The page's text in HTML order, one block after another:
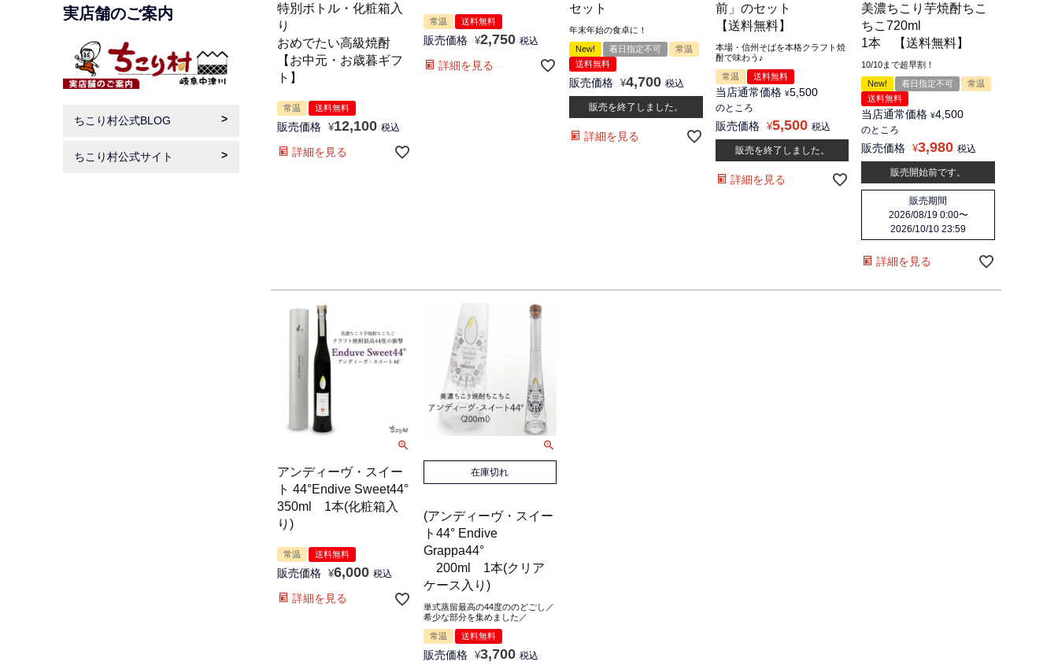
実店舗のご案内
ちこり村公式BLOG
ちこり村公式サイト
特別ボトル・化粧箱入
り
おめでたい高級焼酎
【お中元・お歳暮ギフ
ト】
常温 送料無料
販売価格 ¥12,100 税込
詳細を見る
常温 送料無料
販売価格 ¥2,750 税込
詳細を見る
年末年始の食卓に！
セット
New! 着日指定不可
常温
送料無料
販売価格 ¥4,700 税込
販売を終了しました。
詳細を見る
本場・信州そばを本格クラフト焼
酎で味わう♪
前」のセット
【送料無料】
常温 送料無料
当店通常価格 ¥5,500
のところ
販売価格 ¥5,500 税込
販売を終了しました。
詳細を見る
10/10まで超早割！
美濃ちこり芋焼酎ちこ
ちこ720ml
1本 【送料無料】
New! 着日指定不可
常温
送料無料
当店通常価格 ¥4,500
のところ
販売価格 ¥3,980 税込
販売開始前です。
販売期間
2026/08/19 0:00〜
2026/10/10 23:59
詳細を見る
アンディーヴ・スイー
ト 44°Endive Sweet44°
350ml 1本(化粧箱入
り)
常温 送料無料
販売価格 ¥6,000 税込
詳細を見る
在庫切れ
単式蒸留最高の44度ののどごし／
希少な部分を集めました／
(アンディーヴ・スイー
ト44° Endive
Grappa44°
200ml 1本(クリア
ケース入り)
常温 送料無料
販売価格 ¥3,700 税込